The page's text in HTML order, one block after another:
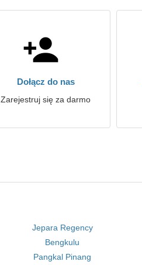
Dołącz do nas
Zarejestruj się za darmo
Jepara Regency
Bengkulu
Pangkal Pinang